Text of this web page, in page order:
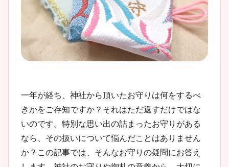
一年が経ち、神社から頂いたお守りは何をするべ
きかをご存知ですか？それはただ返すだけではな
いのです。特別な思い出の詰まったお守りがある
なら、その扱いについて悩んだことはありません
か？この記事では、そんなお守りの疑問にお答え